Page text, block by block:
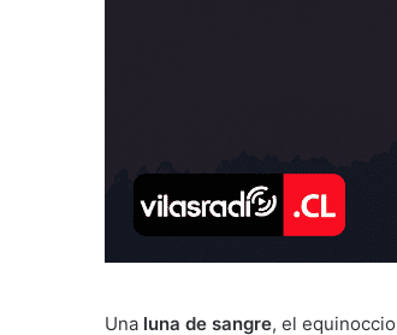
Una luna de sangre, el equinoccio